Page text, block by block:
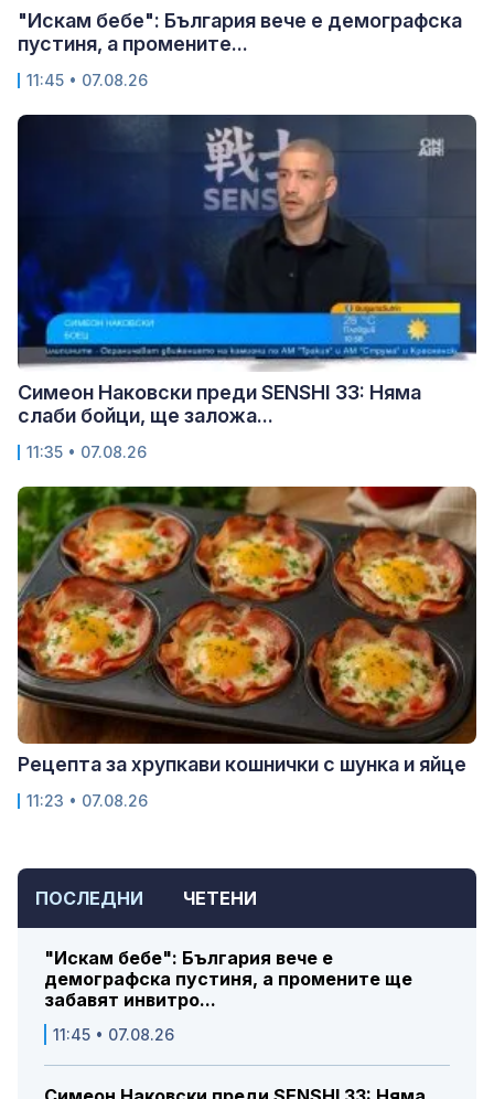
ПОСЛЕДНИ ЧЕТЕНИ
"Искам бебе": България вече е
демографска пустиня, а промените ще
забавят инвитро...
11:45 • 07.08.26
"Искам бебе": България вече е демографска
пустиня, а промените...
11:45 • 07.08.26
Симеон Наковски преди SENSHI 33: Няма
слаби бойци, ще заложа...
11:35 • 07.08.26
Рецепта за хрупкави кошнички с шунка и яйце
11:23 • 07.08.26